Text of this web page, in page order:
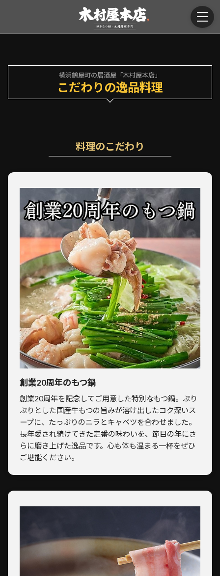
横浜鶴屋町の居酒屋「木村屋本店」
こだわりの逸品料理
料理のこだわり
創業20周年のもつ鍋
創業20周年を記念してご用意した特別なもつ鍋。ぷり
ぷりとした国産牛もつの旨みが溶け出したコク深いス
ープに、たっぷりのニラとキャベツを合わせました。
長年愛され続けてきた定番の味わいを、節目の年にさ
らに磨き上げた逸品です。心も体も温まる一杯をぜひ
ご堪能ください。